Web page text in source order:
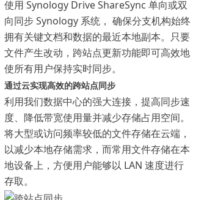
使用 Synology Drive ShareSync 单向或双
向同步 Synology 系统， 确保分支机构始终
拥有关键文档和数据的最近本地副本。只要
文件产生改动，跨站点更新功能即可高效地
使所有用户保持实时同步。
通过云实现高效的跨站点同步
利用我们数据中心的强大连接，提高同步速
度、降低带宽使用量并减少存储占用空间。
将大型或访问频率较低的文件存储在云端，
以减少本地存储需求，而常用文件存储在本
地设备上，方便用户能够以 LAN 速度进行
存取。